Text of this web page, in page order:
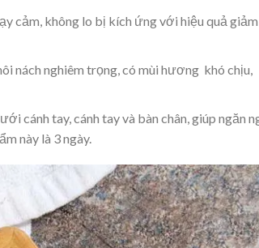
cảm, không lo bị kích ứng với hiệu quả giảm
nách nghiêm trọng, có mùi hương khó chịu,
cánh tay, cánh tay và bàn chân, giúp ngăn
này là 3 ngày.